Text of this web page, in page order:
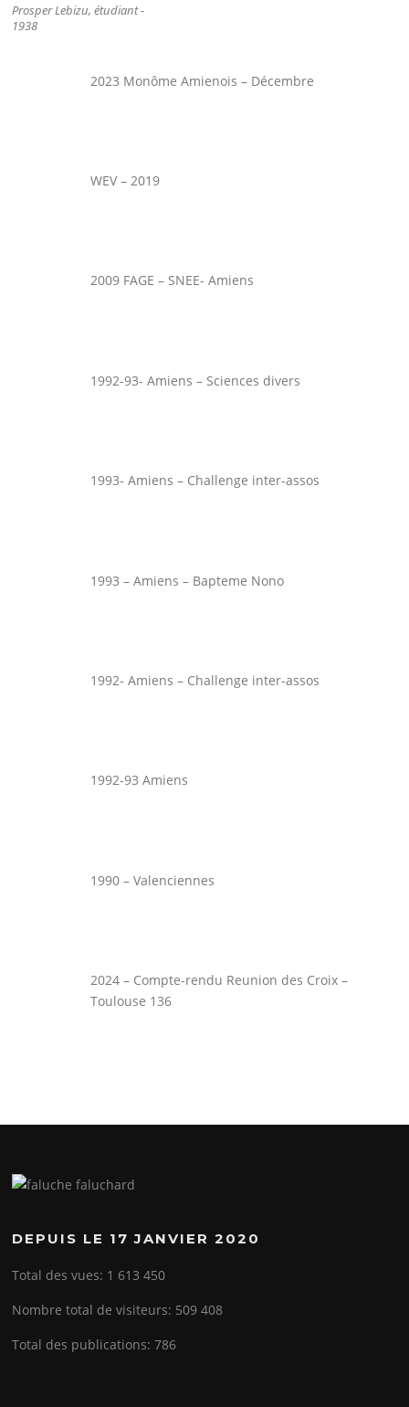
Prosper Lebizu, étudiant -
1938
2023 Monôme Amienois – Décembre
WEV – 2019
2009 FAGE – SNEE- Amiens
1992-93- Amiens – Sciences divers
1993- Amiens – Challenge inter-assos
1993 – Amiens – Bapteme Nono
1992- Amiens – Challenge inter-assos
1992-93 Amiens
1990 – Valenciennes
2024 – Compte-rendu Reunion des Croix –
Toulouse 136
DEPUIS LE 17 JANVIER 2020
Total des vues: 1 613 450
Nombre total de visiteurs: 509 408
Total des publications:786